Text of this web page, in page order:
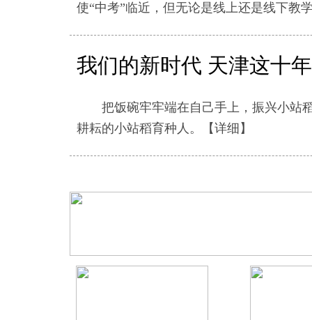
使“中考”临近，但无论是线上还是线下教
我们的新时代 天津这十
把饭碗牢牢端在自己手上，振兴小站稻
耕耘的小站稻育种人。
【详细】